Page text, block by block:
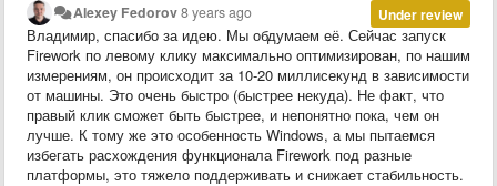
Under review
Alexey Fedorov8 years ago
Владимир, спасибо за идею. Мы обдумаем её. Сейчас запуск
Firework по левому клику максимально оптимизирован, по нашим
измерениям, он происходит за 10-20 миллисекунд в зависимости
от машины. Это очень быстро (быстрее некуда). Не факт, что
правый клик сможет быть быстрее, и непонятно пока, чем он
лучше. К тому же это особенность Windows, а мы пытаемся
избегать расхождения функционала Firework под разные
платформы, это тяжело поддерживать и снижает стабильность.